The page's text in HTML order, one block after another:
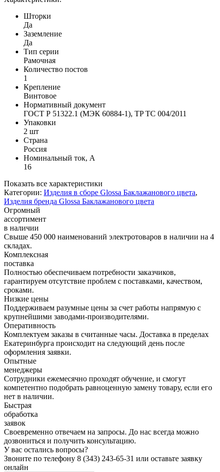
Шторки
Да
Заземление
Да
Тип серии
Рамочная
Количество постов
1
Крепление
Винтовое
Нормативный документ
ГОСТ Р 51322.1 (МЭК 60884-1), TP TС 004/2011
Упаковки
2 шт
Страна
Россия
Номинальный ток, А
16
Показать все характеристики
Категории: Изделия в сборе Glossa Баклажанового цвета,
Изделия бренда Glossa Баклажанового цвета
Огромный
ассортимент
в наличии
Свыше 450 000 наименований электротоваров в наличии на 4
складах.
Комплексная
поставка
Полностью обеспечиваем потребности заказчиков,
гарантируем отсутствие проблем с поставками, качеством,
сроками.
Низкие цены
Поддерживаем разумные цены за счет работы напрямую с
крупнейшими заводами-производителями.
Оперативность
Комплектуем заказы в считанные часы. Доставка в пределах
Екатеринбурга происходит на следующий день после
оформления заявки.
Опытные
менеджеры
Сотрудники ежемесячно проходят обучение, и смогут
компетентно подобрать равноценную замену товару, если его
нет в наличии.
Быстрая
обработка
заявок
Своевременно отвечаем на запросы. До нас всегда можно
дозвониться и получить консультацию.
У вас остались вопросы?
Звоните по телефону 8 (343) 243-65-31 или оставьте заявку
онлайн